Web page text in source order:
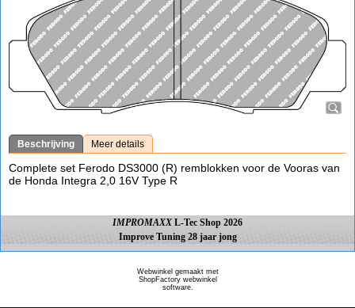
Beschrijving Meer details
Complete set Ferodo DS3000 (R) remblokken voor de Vooras van
de Honda Integra 2,0 16V Type R
IMPROMAXX L-Tec Shop 2026
Improve Tuning 28 jaar jong
Webwinkel gemaakt met
ShopFactory webwinkel
software.